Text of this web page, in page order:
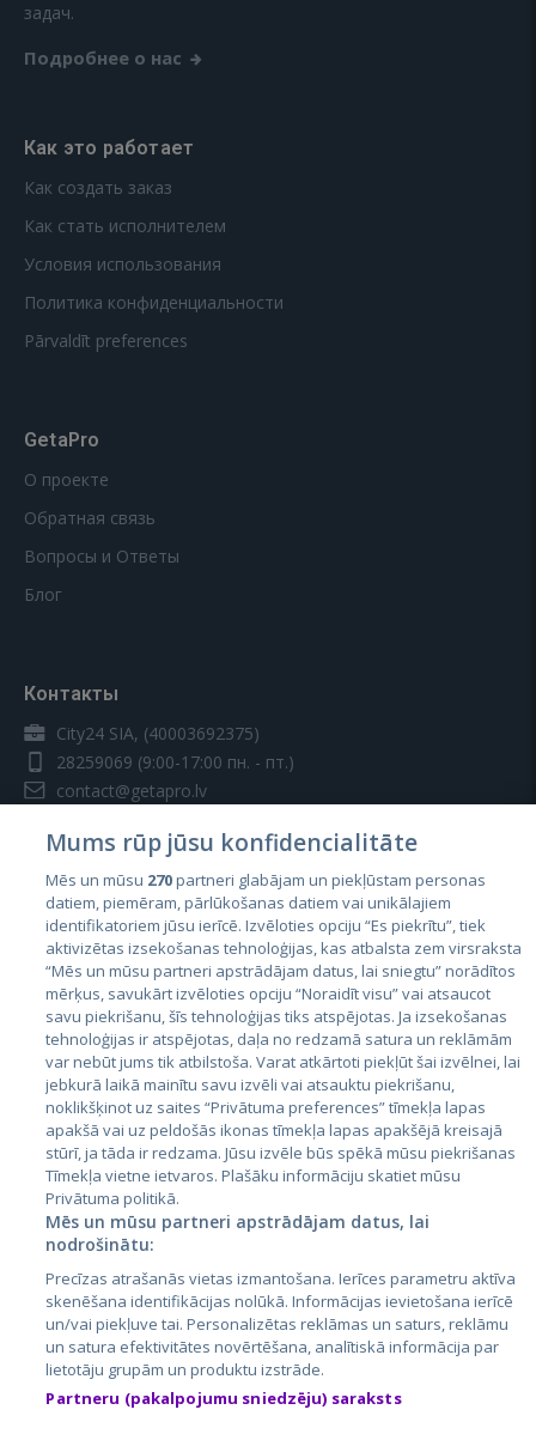
задач.
Подробнее о нас
Как это работает
Как создать заказ
Как стать исполнителем
Условия использования
Политика конфиденциальности
Pārvaldīt preferences
GetaPro
О проекте
Обратная связь
Вопросы и Ответы
Блог
Контакты
City24 SIA, (40003692375)
28259069 (9:00-17:00 пн. - пт.)
contact@getapro.lv
Страны
Эстония
Латвия
Литва
City24.lv
City24.ee
GetaPro.lv
GetaPro.ee
Skelbiu.lt
Autoplius.lt
CVbankas.lt
Kainos.lt
Paslaugos.lt
auto24.ee
Osta.ee
Mums rūp jūsu konfidencialitāte
Mēs un mūsu 270partneri glabājam un piekļūstam personas
datiem, piemēram, pārlūkošanas datiem vai unikālajiem
identifikatoriem jūsu ierīcē. Izvēloties opciju “Es piekrītu”, tiek
aktivizētas izsekošanas tehnoloģijas, kas atbalsta zem virsraksta
“Mēs un mūsu partneri apstrādājam datus, lai sniegtu” norādītos
mērķus, savukārt izvēloties opciju “Noraidīt visu” vai atsaucot
savu piekrišanu, šīs tehnoloģijas tiks atspējotas. Ja izsekošanas
tehnoloģijas ir atspējotas, daļa no redzamā satura un reklāmām
var nebūt jums tik atbilstoša. Varat atkārtoti piekļūt šai izvēlnei, lai
jebkurā laikā mainītu savu izvēli vai atsauktu piekrišanu,
noklikšķinot uz saites “Privātuma preferences” tīmekļa lapas
apakšā vai uz peldošās ikonas tīmekļa lapas apakšējā kreisajā
stūrī, ja tāda ir redzama. Jūsu izvēle būs spēkā mūsu piekrišanas
Tīmekļa vietne ietvaros. Plašāku informāciju skatiet mūsu
Privātuma politikā.
Mēs un mūsu partneri apstrādājam datus, lai
nodrošinātu:
Precīzas atrašanās vietas izmantošana. Ierīces parametru aktīva
skenēšana identifikācijas nolūkā. Informācijas ievietošana ierīcē
un/vai piekļuve tai. Personalizētas reklāmas un saturs, reklāmu
un satura efektivitātes novērtēšana, analītiskā informācija par
lietotāju grupām un produktu izstrāde.
Partneru (pakalpojumu sniedzēju) saraksts